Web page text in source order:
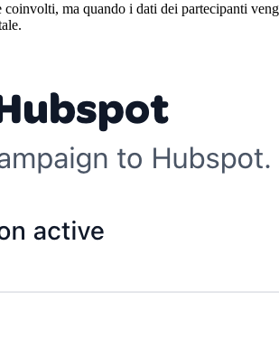
coinvolti, ma quando i dati dei partecipanti